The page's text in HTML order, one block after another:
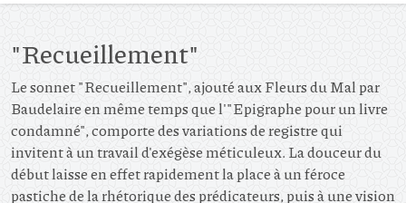
"Recueillement"
Le sonnet "Recueillement", ajouté aux Fleurs du Mal par
Baudelaire en même temps que l'"Epigraphe pour un livre
condamné", comporte des variations de registre qui
invitent à un travail d'exégèse méticuleux. La douceur du
début laisse en effet rapidement la place à un féroce
pastiche de la rhétorique des prédicateurs, puis à une vision